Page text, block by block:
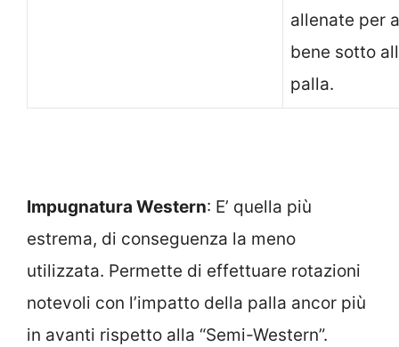
allenate per
bene sotto
palla.
Impugnatura Western: E’ quella più
estrema, di conseguenza la meno
utilizzata. Permette di effettuare rotazioni
notevoli con l’impatto della palla ancor più
in avanti rispetto alla “Semi-Western”.